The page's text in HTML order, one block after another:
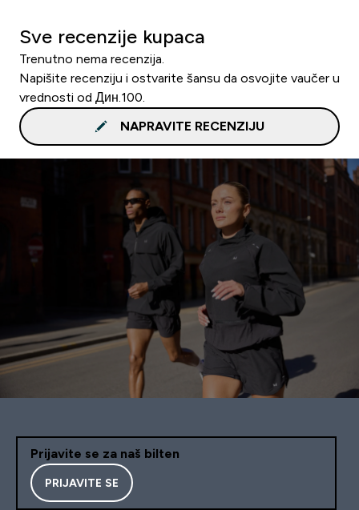
Sve recenzije kupaca
Trenutno nema recenzija.
Napišite recenziju i ostvarite šansu da osvojite vaučer u
vrednosti od Дин.100.
NAPRAVITE RECENZIJU
Prijavite se za naš bilten
PRIJAVITE SE